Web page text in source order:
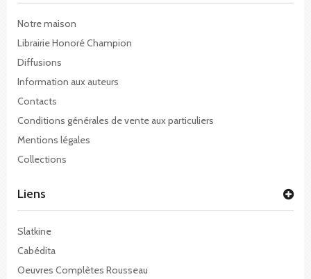
Notre maison
Librairie Honoré Champion
Diffusions
Information aux auteurs
Contacts
Conditions générales de vente aux particuliers
Mentions légales
Collections
Liens
Slatkine
Cabédita
Oeuvres Complètes Rousseau